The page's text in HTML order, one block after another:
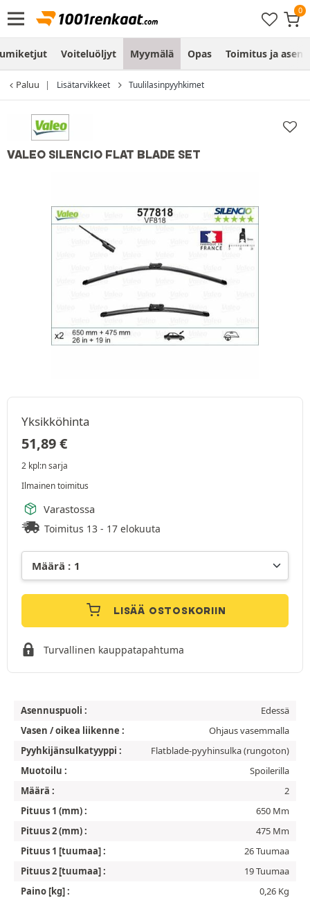
Voiteluöljyt Myymälä Opas Toimitus ja
Paluu Lisätarvikkeet Tuulilasinpyyhkimet
VALEO SILENCIO FLAT BLADE SET
Yksikköhinta
51,89€
2 kpl:n sarja
Ilmainen toimitus
Varastossa
Toimitus 13 - 17 elokuuta
LISÄÄ OSTOSKORIIN
Turvallinen kauppatapahtuma
Asennuspuoli :
Edessä
Vasen / oikea liikenne :
Ohjaus vasemmalla
Pyyhkijänsulkatyyppi :
Flatblade-pyyhinsulka (rungoton)
Muotoilu :
Spoilerilla
Määrä :
2
Pituus 1 (mm) :
650 Mm
Pituus 2 (mm) :
475 Mm
Pituus 1 [tuumaa] :
26 Tuumaa
Pituus 2 [tuumaa] :
19 Tuumaa
Paino [kg] :
0,26 Kg